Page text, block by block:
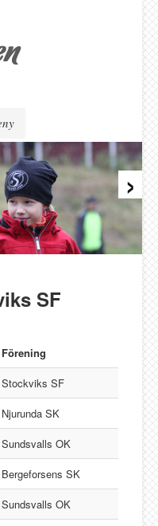
›
SF
Förening
Stockviks SF
Njurunda SK
Sundsvalls OK
Bergeforsens SK
Sundsvalls OK